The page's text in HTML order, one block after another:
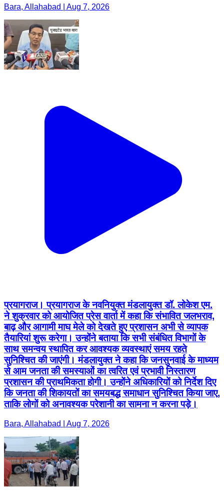
Bara, Allahabad | Aug 7, 2026
प्रयागराज। प्रयागराज के नवनियुक्त मंडलायुक्त डॉ. लोकेश एम.
ने शुक्रवार को आयोजित प्रेस वार्ता में कहा कि संभावित जलभराव,
बाढ़ और आगामी माघ मेले को देखते हुए प्रशासन अभी से व्यापक
तैयारियां शुरू करेगा। उन्होंने बताया कि सभी संबंधित विभागों के
साथ समन्वय स्थापित कर आवश्यक व्यवस्थाएं समय रहते
सुनिश्चित की जाएंगी। मंडलायुक्त ने कहा कि जनसुनवाई के माध्यम
से आम जनता की समस्याओं का त्वरित एवं प्रभावी निस्तारण
प्रशासन की प्राथमिकता होगी। उन्होंने अधिकारियों को निर्देश दिए
कि जनता की शिकायतों का समयबद्ध समाधान सुनिश्चित किया जाए,
ताकि लोगों को अनावश्यक परेशानी का सामना न करना पड़े।
Bara, Allahabad | Aug 7, 2026